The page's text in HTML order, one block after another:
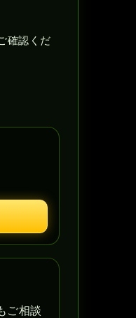
確認くだ
ご相談